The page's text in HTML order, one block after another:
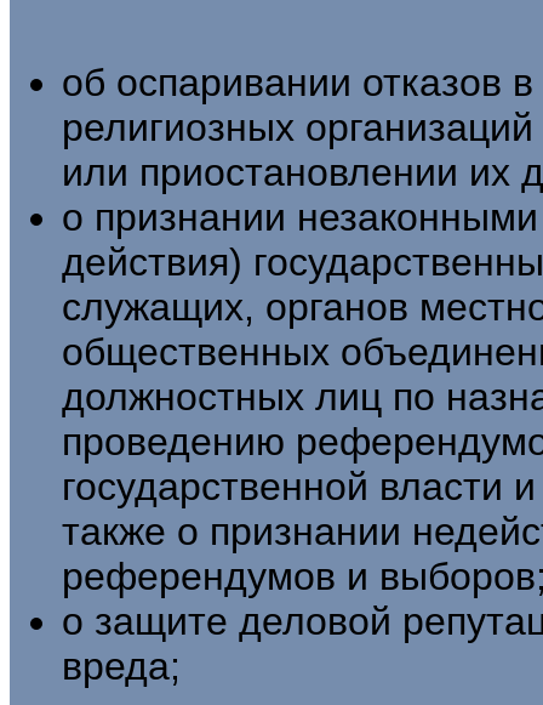
об оспаривании отказов
религиозных
или приостановлении их
о признании
действия)
слу­жащих, органов
общественных
должностных лиц по
проведению
государственной власти
также о признании
референдумов и
о защите деловой
вреда;